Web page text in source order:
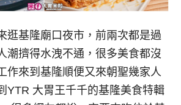
逛基隆廟口夜市，前兩次都是過
潮擠得水洩不通，很多美食都沒
作來到基隆順便又來朝聖幾家人
YTR 大胃王千千的基隆美食特輯